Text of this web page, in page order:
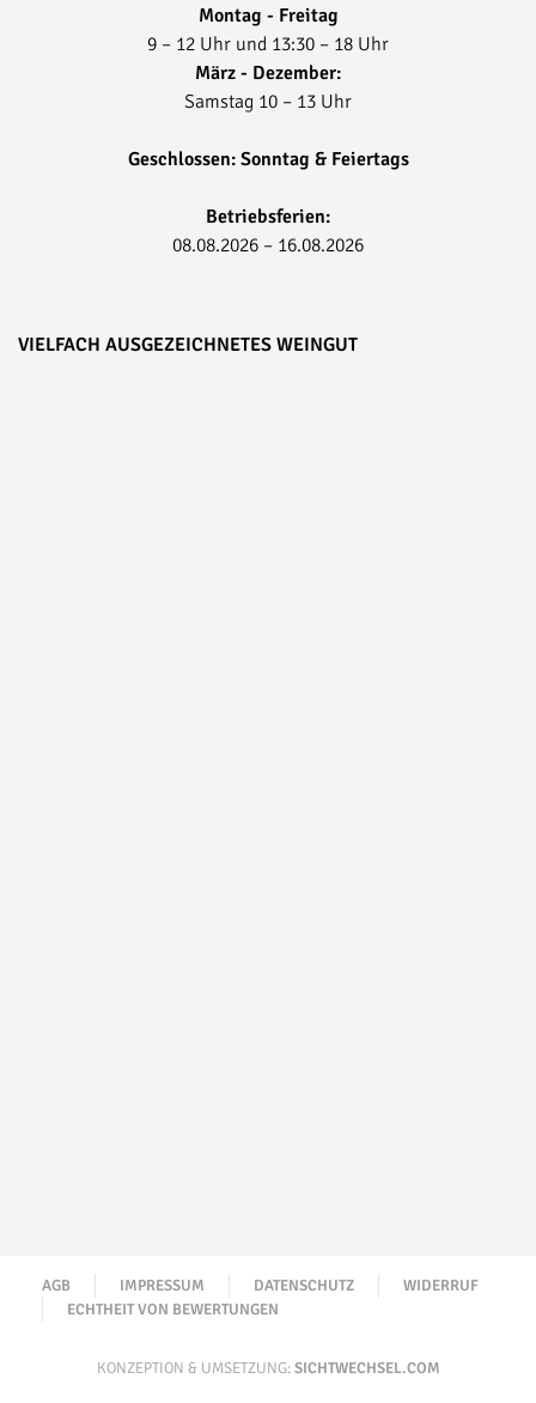
Montag - Freitag
9 – 12 Uhr und 13:30 – 18 Uhr
März - Dezember:
Samstag 10 – 13 Uhr
Geschlossen: Sonntag & Feiertags
Betriebsferien:
08.08.2026 – 16.08.2026
VIELFACH AUSGEZEICHNETES WEINGUT
AGB IMPRESSUM DATENSCHUTZ
WIDERRUF
ECHTHEIT VON BEWERTUNGEN
KONZEPTION & UMSETZUNG:SICHTWECHSEL.COM